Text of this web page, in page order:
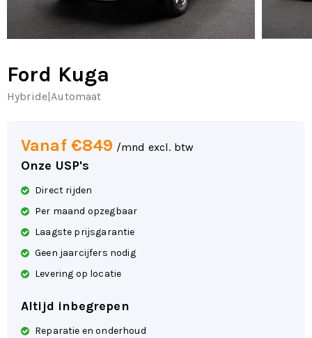
Ford Kuga
Hybride |Automaat
Vanaf €849 /mnd excl. btw
Onze USP's
Direct rijden
Per maand opzegbaar
Laagste prijsgarantie
Geen jaarcijfers nodig
Levering op locatie
Altijd inbegrepen
Reparatie en onderhoud